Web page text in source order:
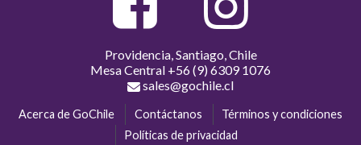
Providencia, Santiago, Chile
Mesa Central +56 (9) 6309 1076
sales@gochile.cl
Acerca de GoChile Contáctanos
Términos y condiciones
Políticas de privacidad